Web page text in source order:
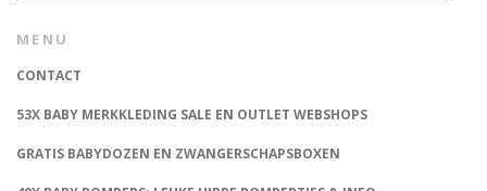
MENU
CONTACT
53X BABY MERKKLEDING SALE EN OUTLET WEBSHOPS
GRATIS BABYDOZEN EN ZWANGERSCHAPSBOXEN